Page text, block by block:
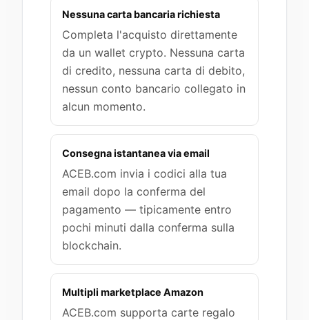
Nessuna carta bancaria richiesta
Completa l'acquisto direttamente
da un wallet crypto. Nessuna carta
di credito, nessuna carta di debito,
nessun conto bancario collegato in
alcun momento.
Consegna istantanea via email
ACEB.com invia i codici alla tua
email dopo la conferma del
pagamento — tipicamente entro
pochi minuti dalla conferma sulla
blockchain.
Multipli marketplace Amazon
ACEB.com supporta carte regalo